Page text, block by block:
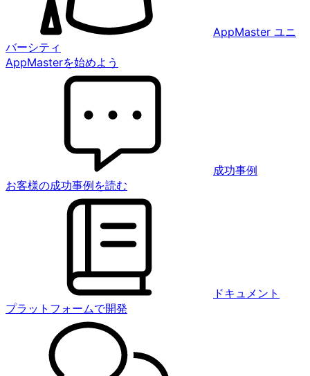
AppMaster ユニ
バーシティ
AppMasterを始めよう
成功事例
お客様の成功事例を読む
ドキュメント
プラットフォームで開発